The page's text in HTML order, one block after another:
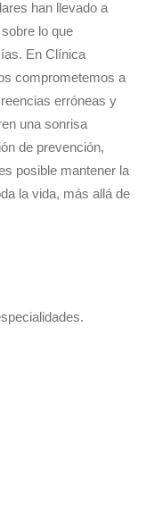
han llevado a
lo que
En Clínica
comprometemos a
erróneas y
una sonrisa
de prevención,
posible mantener la
la vida, más allá de